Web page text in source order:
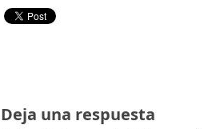
Deja una respuesta